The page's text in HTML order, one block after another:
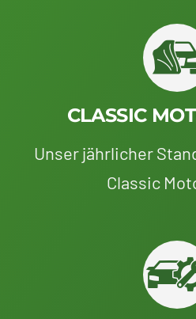
CLASSIC
Unser jährlicher
Classic